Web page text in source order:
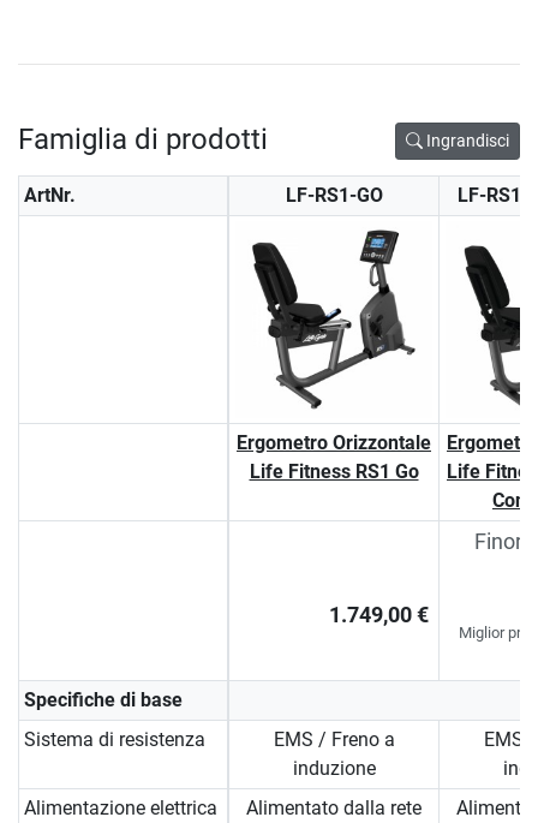
Famiglia di prodotti Ingrandisci
ArtNr. LF-RS1-GO LF-RS1-
Ergometro Orizzontale
Life Fitness RS1 Go
Life
1.749,00 €
Miglior
Specifiche di base
Sistema di resistenza
EMS / Freno a
induzione
EMS
Alimentazione elettrica
Alimentato dalla rete